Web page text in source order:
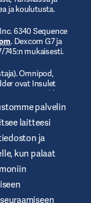
ja koulutusta.
6340 Sequence
. Dexcom G7 ja
745:n mukaisesti.
Omnipod,
ovat Insulet
tavaramerkkejä
myomnipod.com.
MDR (EU)
palvelin
laitteesi
ja
kun palaat